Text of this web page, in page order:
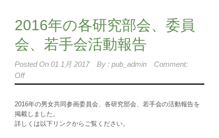
2016年の各研究部会、委員
会、若手会活動報告
Posted On 01 1月 2017 By : pub_admin
Comment:
Off
2016年の男女共同参画委員会、各研究部会、若手会の活動報告を
掲載しました。
詳しくは以下リンクからご覧ください。